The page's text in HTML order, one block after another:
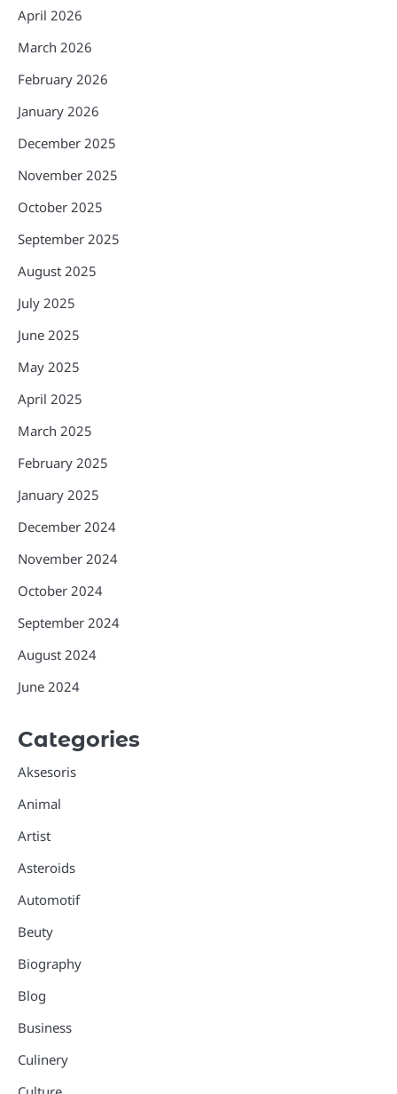
April 2026
March 2026
February 2026
January 2026
December 2025
November 2025
October 2025
September 2025
August 2025
July 2025
June 2025
May 2025
April 2025
March 2025
February 2025
January 2025
December 2024
November 2024
October 2024
September 2024
August 2024
June 2024
Categories
Aksesoris
Animal
Artist
Asteroids
Automotif
Beuty
Biography
Blog
Business
Culinery